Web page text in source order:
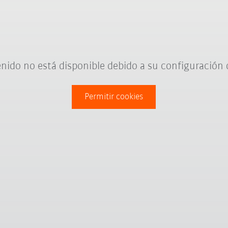
no está disponible debido a su configuración
Permitir cookies